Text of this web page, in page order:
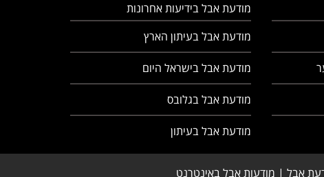
מודעת אבל בידיעות אחרונות
מודעת אבל בעיתון הארץ
מודעת אבל בישראל היום
מודעת אבל בגלובס
מודעת אבל בעיתון
אבל | מודעות אבל באינטרנט